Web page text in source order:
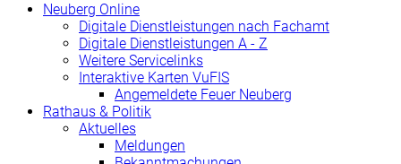
Neuberg Online
Digitale Dienstleistungen nach Fachamt
Digitale Dienstleistungen A - Z
Weitere Servicelinks
Interaktive Karten VuFIS
Angemeldete Feuer Neuberg
Rathaus & Politik
Aktuelles
Meldungen